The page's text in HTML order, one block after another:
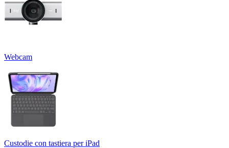
Webcam
Custodie con tastiera per iPad